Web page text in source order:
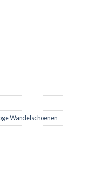
Wandelschoenen